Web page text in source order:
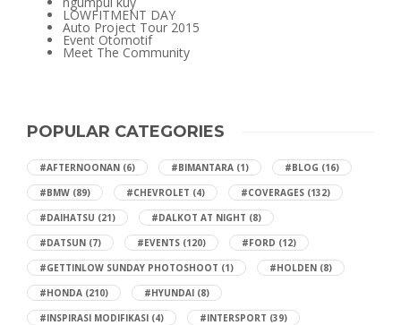
LOWFITMENT DAY
Auto Project Tour 2015
Event Otomotif
Meet The Community
POPULAR CATEGORIES
#AFTERNOONAN (6) #BIMANTARA (1) #BLOG (16)
#BMW (89) #CHEVROLET (4) #COVERAGES (132)
#DAIHATSU (21) #DALKOT AT NIGHT (8)
#DATSUN (7) #EVENTS (120) #FORD (12)
#GETTINLOW SUNDAY PHOTOSHOOT (1) #HOLDEN (8)
#HONDA (210) #HYUNDAI (8)
#INSPIRASI MODIFIKASI (4) #INTERSPORT (39)